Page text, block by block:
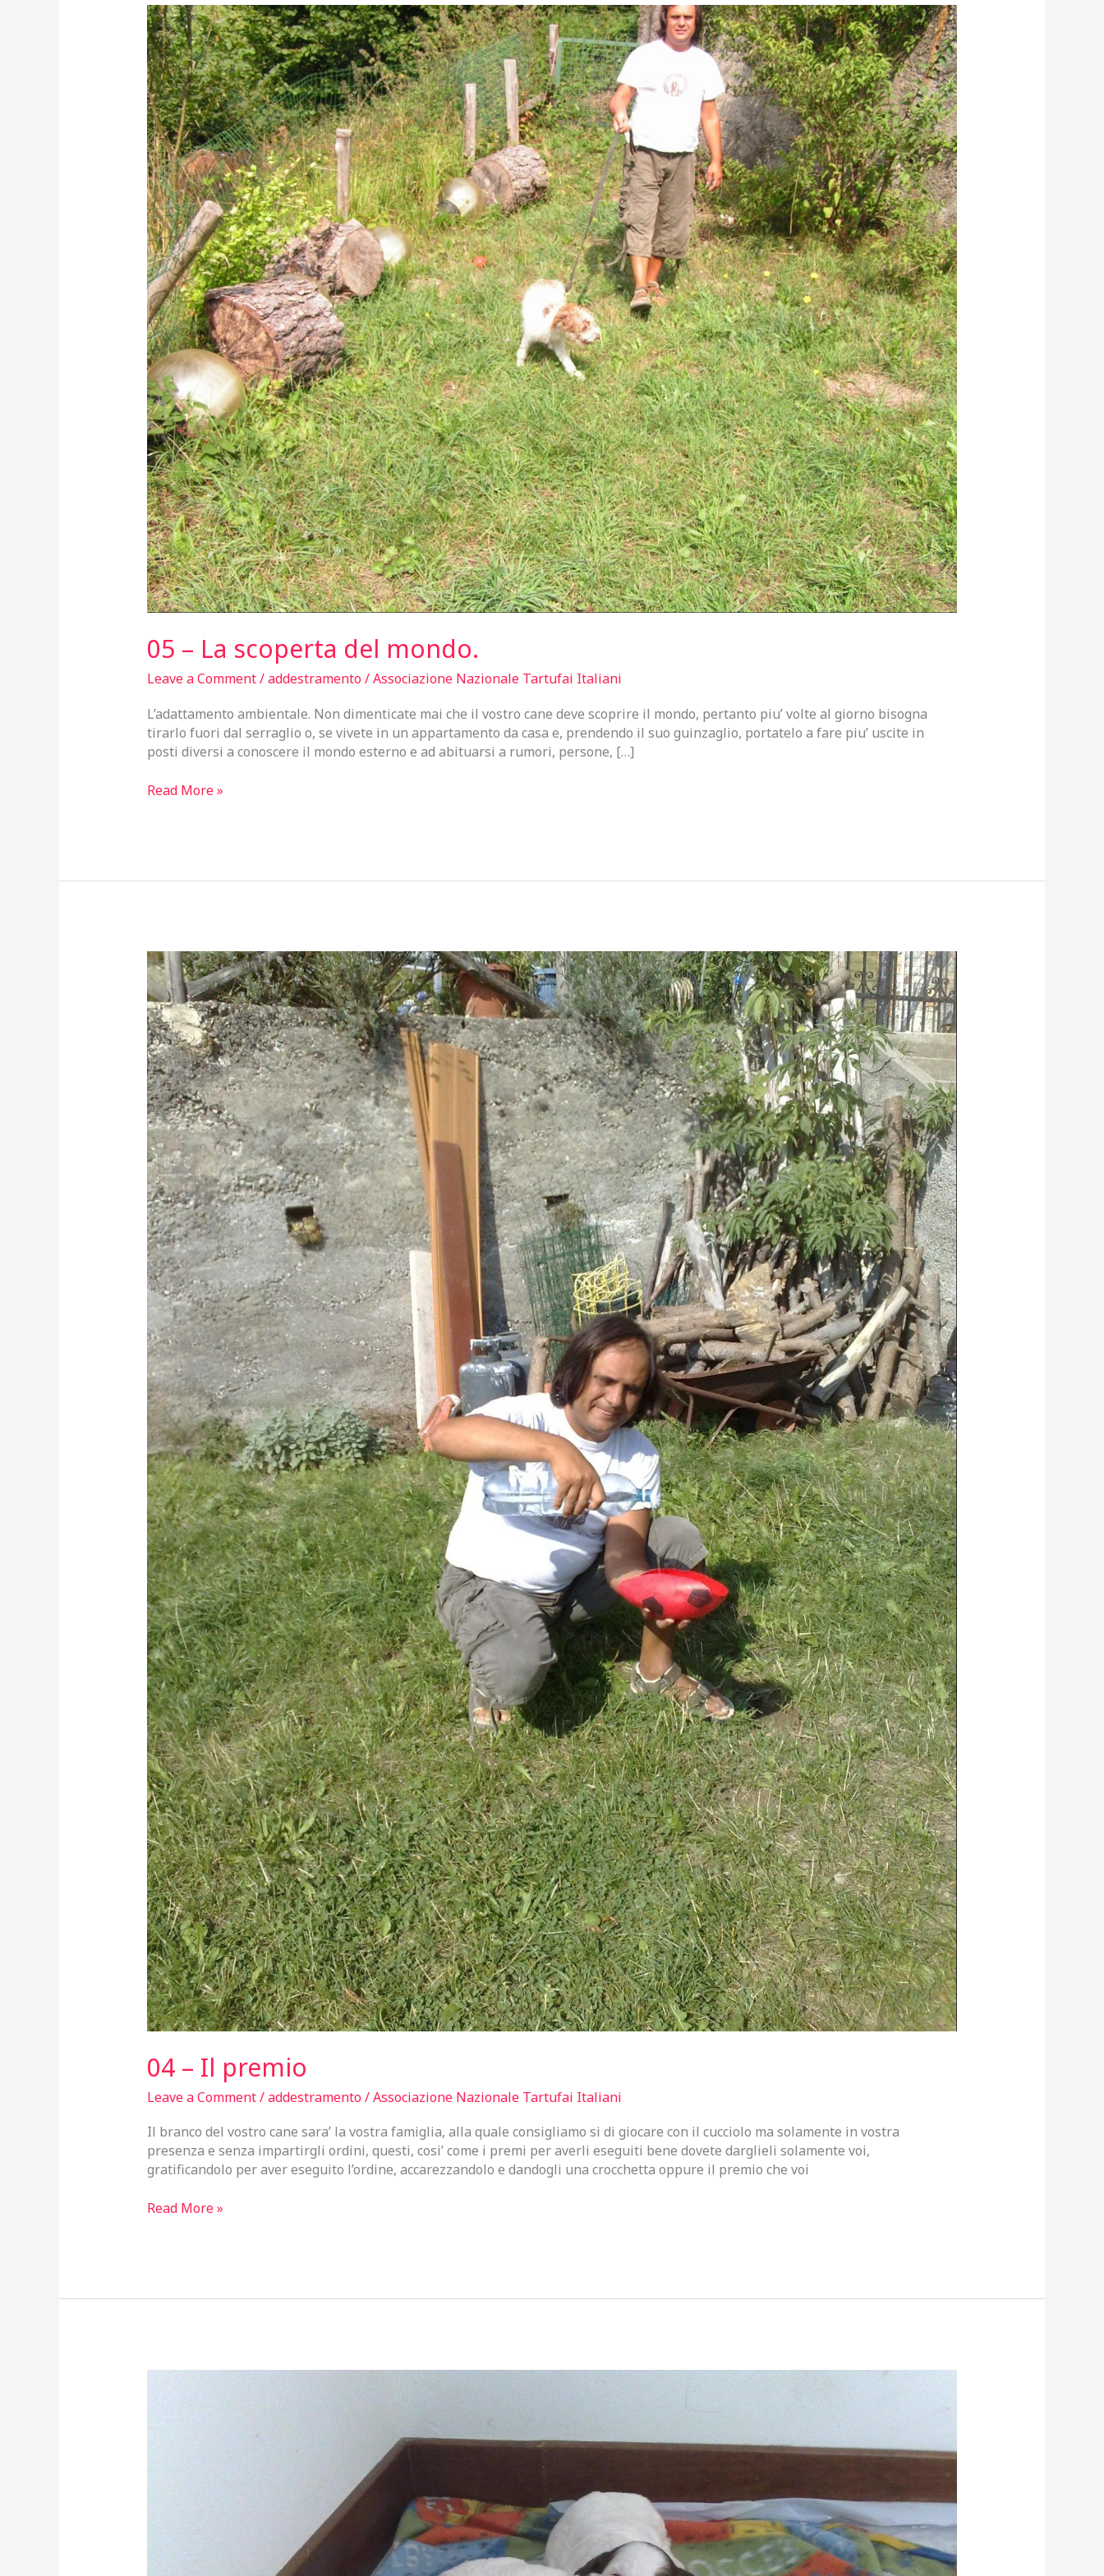
05 – La scoperta del mondo.
Leave a Comment/addestramento/Associazione Nazionale Tartufai Italiani
L’adattamento ambientale. Non dimenticate mai che il vostro cane deve scoprire il mondo, pertanto piu’ volte al giorno bisogna
tirarlo fuori dal serraglio o, se vivete in un appartamento da casa e, prendendo il suo guinzaglio, portatelo a fare piu’ uscite in
posti diversi a conoscere il mondo esterno e ad abituarsi a rumori, persone, […]
05
mondo.
Read More »
04 – Il premio
Leave a Comment/addestramento/Associazione Nazionale Tartufai Italiani
Il branco del vostro cane sara’ la vostra famiglia, alla quale consigliamo si di giocare con il cucciolo ma solamente in vostra
presenza e senza impartirgli ordini, questi, cosi’ come i premi per averli eseguiti bene dovete darglieli solamente voi,
gratificandolo per aver eseguito l’ordine, accarezzandolo e dandogli una crocchetta oppure il premio che voi
04
Read More »